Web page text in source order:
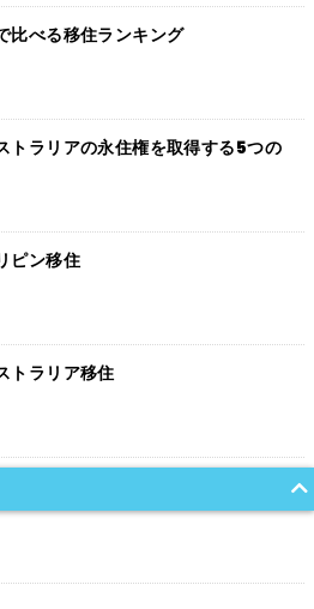
ア
比べる移住ランキング
トラリアの永住権を取得する5つの
ピン移住
トラリア移住